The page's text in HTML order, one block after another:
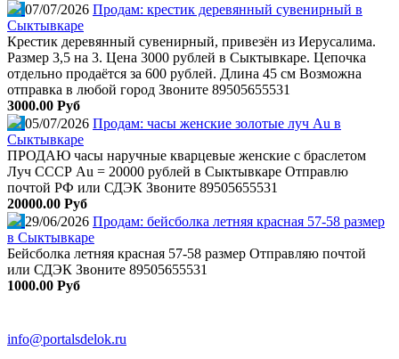
07/07/2026 Продам: крестик деревянный сувенирный в
Сыктывкаре
Крестик деревянный сувенирный, привезён из Иерусалима.
Размер 3,5 на 3. Цена 3000 рублей в Сыктывкаре. Цепочка
отдельно продаётся за 600 рублей. Длина 45 см Возможна
отправка в любой город Звоните 89505655531
3000.00 Руб
05/07/2026 Продам: часы женские золотые луч Au в
Сыктывкаре
ПРОДАЮ часы наручные кварцевые женские с браслетом
Луч СССР Au = 20000 рублей в Сыктывкаре Отправлю
почтой РФ или СДЭК Звоните 89505655531
20000.00 Руб
29/06/2026 Продам: бейсболка летняя красная 57-58 размер
в Сыктывкаре
Бейсболка летняя красная 57-58 размер Отправляю почтой
или СДЭК Звоните 89505655531
1000.00 Руб
info@portalsdelok.ru